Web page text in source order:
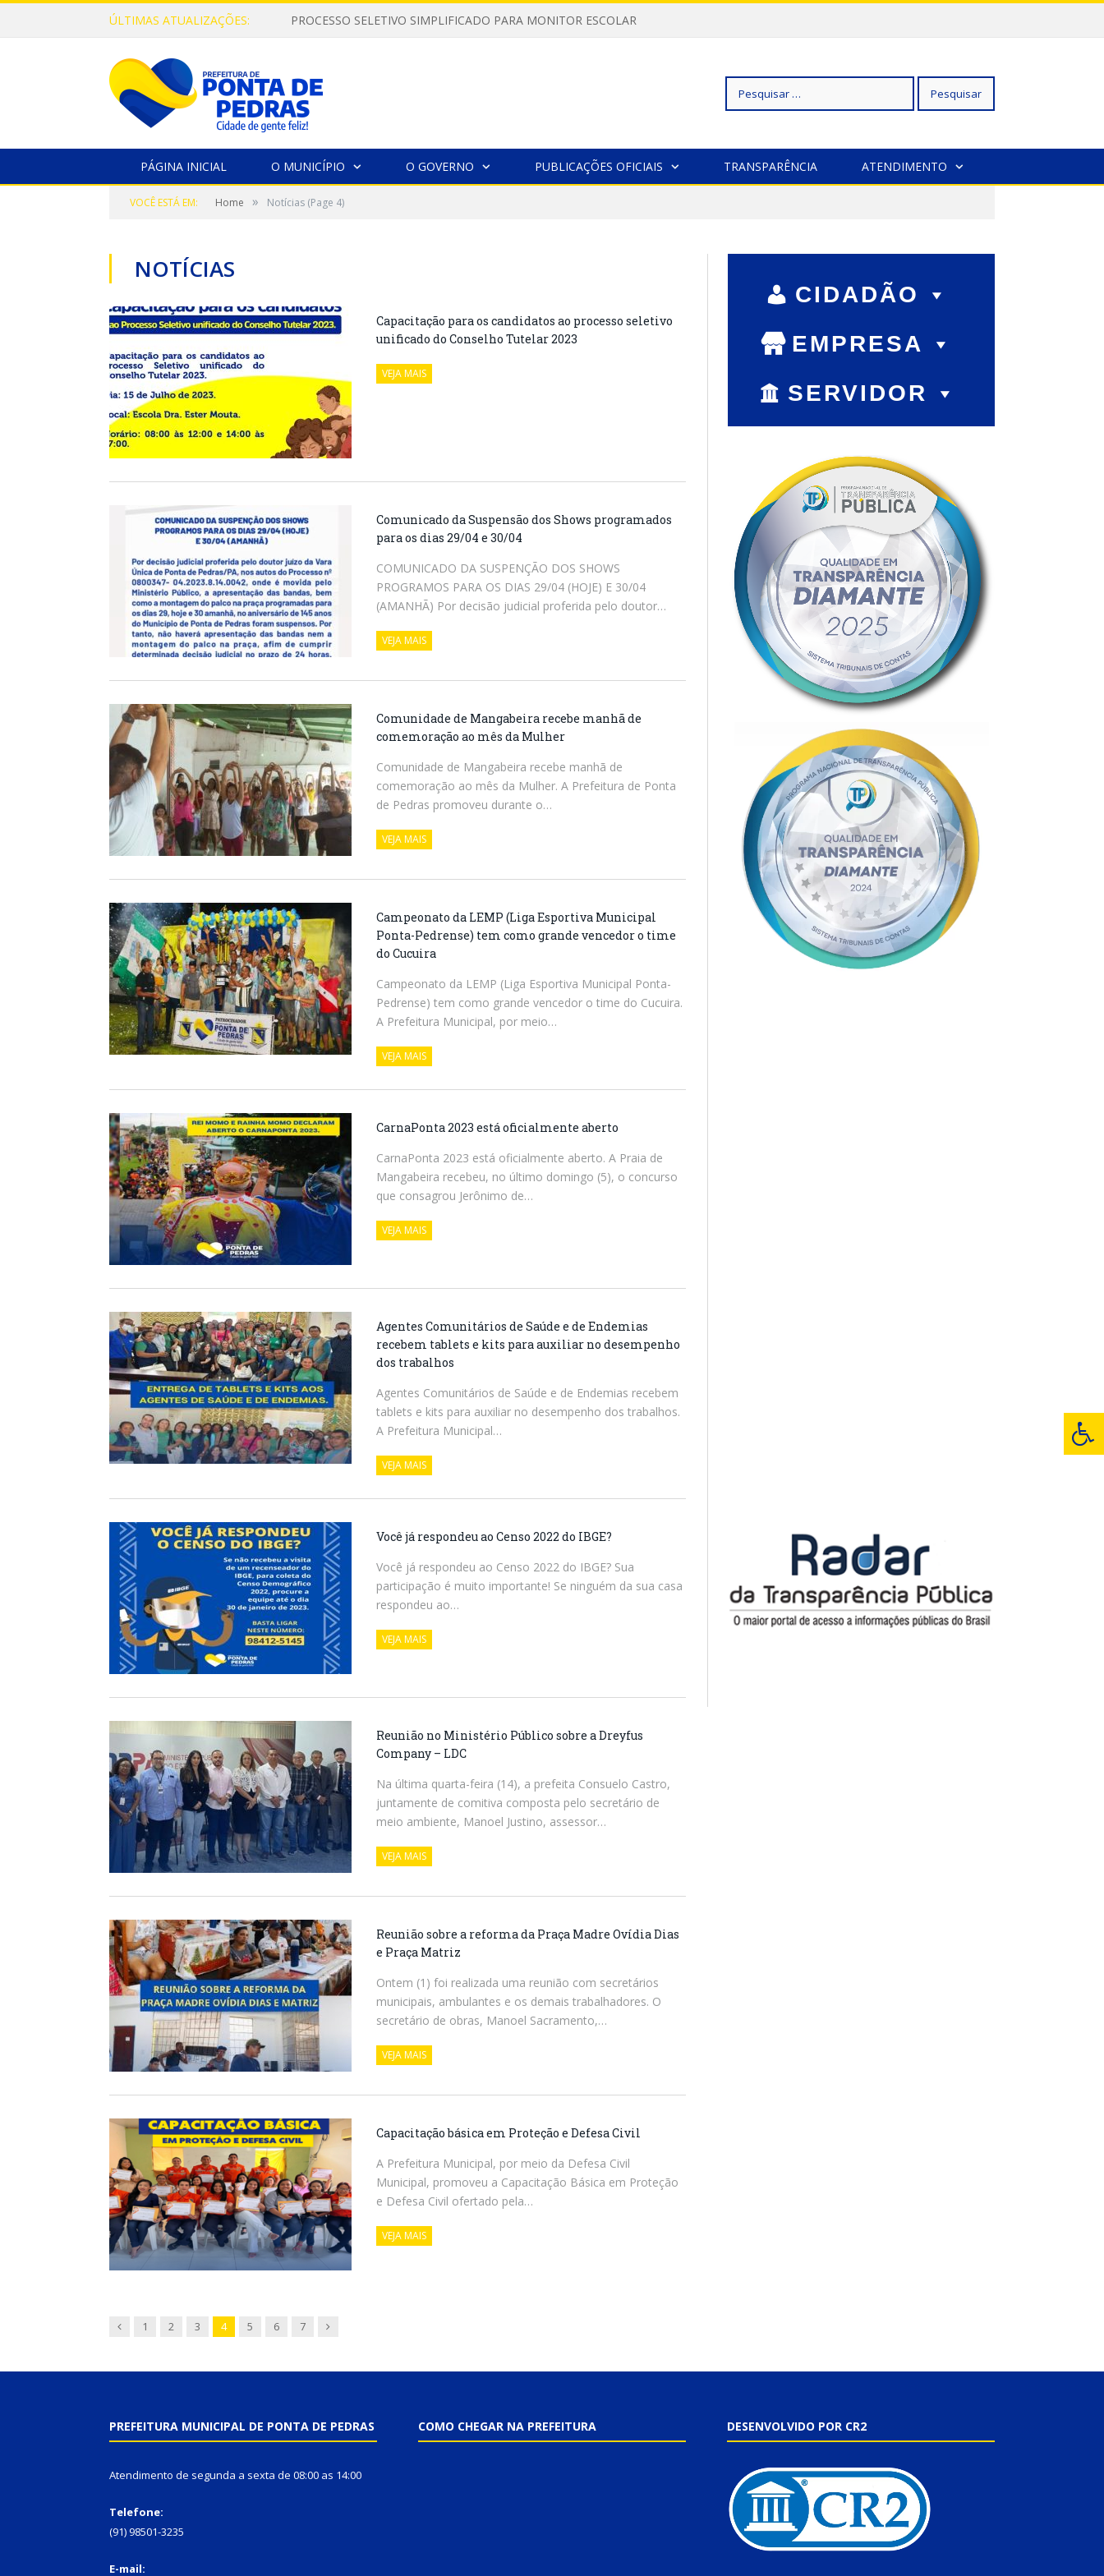
ÚLTIMAS ATUALIZAÇÕES: PROCESSO SELETIVO SIMPLIFICADO PARA MONITOR ESCOLAR
Pesquisar
PÁGINA INICIAL O MUNICÍPIO O GOVERNO PUBLICAÇÕES OFICIAIS TRANSPARÊNCIA ATENDIMENTO
VOCÊ ESTÁ EM: Home » Notícias (Page 4)
NOTÍCIAS
Capacitação para os candidatos ao processo seletivo
unificado do Conselho Tutelar 2023
VEJA MAIS
Comunicado da Suspensão dos Shows programados
para os dias 29/04 e 30/04
COMUNICADO DA SUSPENÇÃO DOS SHOWS
PROGRAMOS PARA OS DIAS 29/04 (HOJE) E 30/04
(AMANHÃ) Por decisão judicial proferida pelo doutor…
VEJA MAIS
Comunidade de Mangabeira recebe manhã de
comemoração ao mês da Mulher
Comunidade de Mangabeira recebe manhã de
comemoração ao mês da Mulher. A Prefeitura de Ponta
de Pedras promoveu durante o…
VEJA MAIS
Campeonato da LEMP (Liga Esportiva Municipal
Ponta-Pedrense) tem como grande vencedor o time
do Cucuira
Campeonato da LEMP (Liga Esportiva Municipal Ponta-
Pedrense) tem como grande vencedor o time do Cucuira.
A Prefeitura Municipal, por meio…
VEJA MAIS
CarnaPonta 2023 está oficialmente aberto
CarnaPonta 2023 está oficialmente aberto. A Praia de
Mangabeira recebeu, no último domingo (5), o concurso
que consagrou Jerônimo de…
VEJA MAIS
Agentes Comunitários de Saúde e de Endemias
recebem tablets e kits para auxiliar no desempenho
dos trabalhos
Agentes Comunitários de Saúde e de Endemias recebem
tablets e kits para auxiliar no desempenho dos trabalhos.
A Prefeitura Municipal…
VEJA MAIS
Você já respondeu ao Censo 2022 do IBGE?
Você já respondeu ao Censo 2022 do IBGE? Sua
participação é muito importante! Se ninguém da sua casa
respondeu ao…
VEJA MAIS
Reunião no Ministério Público sobre a Dreyfus
Company – LDC
Na última quarta-feira (14), a prefeita Consuelo Castro,
juntamente de comitiva composta pelo secretário de
meio ambiente, Manoel Justino, assessor…
VEJA MAIS
Reunião sobre a reforma da Praça Madre Ovídia Dias
e Praça Matriz
Ontem (1) foi realizada uma reunião com secretários
municipais, ambulantes e os demais trabalhadores. O
secretário de obras, Manoel Sacramento,…
VEJA MAIS
Capacitação básica em Proteção e Defesa Civil
A Prefeitura Municipal, por meio da Defesa Civil
Municipal, promoveu a Capacitação Básica em Proteção
e Defesa Civil ofertado pela…
VEJA MAIS
Previous
1 2 3 4 5 6 7 Next
CIDADÃO
EMPRESA
SERVIDOR
PREFEITURA MUNICIPAL DE PONTA DE PEDRAS
Atendimento de segunda a sexta de 08:00 as 14:00
Telefone:
(91) 98501-3235
E-mail:
COMO CHEGAR NA PREFEITURA DESENVOLVIDO POR CR2